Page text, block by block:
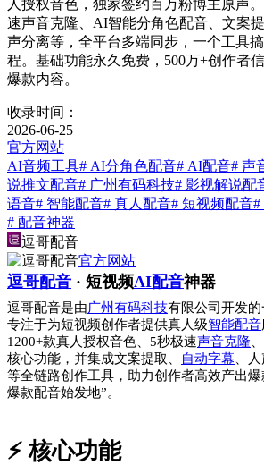
人授权音色，独家签约百万粉博主原声
速声音克隆、AI智能分角色配音、文案
声分离等，全平台多端同步，一个工具
程。基础功能永久免费，500万+创作者
爆款内容。
收录时间：
2026-06-25
官方网站
AI音频工具# AI分角色配音# AI配音# 声
说推文配音# 广州有码科技# 影视解说配
语音# 智能配音# 真人配音# 短视频配音#
# 配音神器
逗哥配音
官方网站
逗哥配音 · 短视频AI配音神器
逗哥配音是由广州有码科技有限公司开发的
专注于为短视频创作者提供真人级智能配音
1200+款真人授权音色、5秒极速声音克隆
核心功能，并集成文案提取、
自动字幕 、
等全链路创作工具，助力创作者高效产出
爆款配音始发地”。
⚡️ 核心功能